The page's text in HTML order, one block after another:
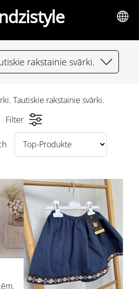
rakstainie svārki.
Tautiskie rakstainie svārki.
Filter